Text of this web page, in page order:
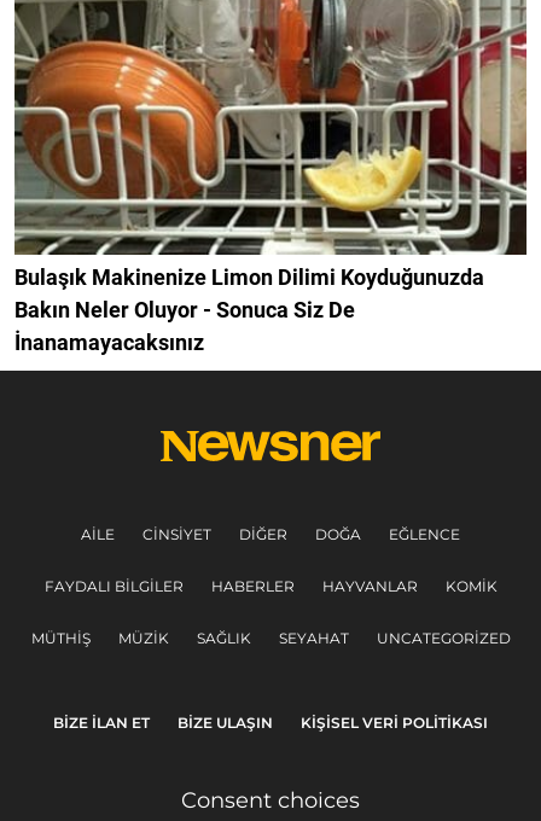
Bulaşık Makinenize Limon Dilimi Koyduğunuzda
Bakın Neler Oluyor - Sonuca Siz De
İnanamayacaksınız
AILE CINSIYET DIĞER DOĞA EĞLENCE
FAYDALI BILGILER HABERLER HAYVANLAR KOMIK
MÜTHIŞ MÜZIK SAĞLIK SEYAHAT UNCATEGORIZED
BIZE ILAN ET BIZE ULAŞIN KIŞISEL VERI POLITIKASI
Consent choices